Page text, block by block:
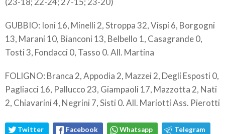
GUBBIO: Ioni 16, Minelli 2, Stroppa 32, Vispi 6, Borgogni
13, Marani 10, Bianconi 13, Belbello 1, Casagrande 0,
Tosti 3, Fondacci 0, Tasso 0. All. Martina
FOLIGNO: Branca 2, Appodia 2, Mazzei 2, Degli Esposti 0,
Pagliacci 16, Pallucco 23, Giampaoli 17, Mazzotta 2, Nati
2, Chiavarini 4, Negrini 7, Sisti 0. All. Mariotti Ass. Pierotti
Twitter Facebook Whatsapp Telegram